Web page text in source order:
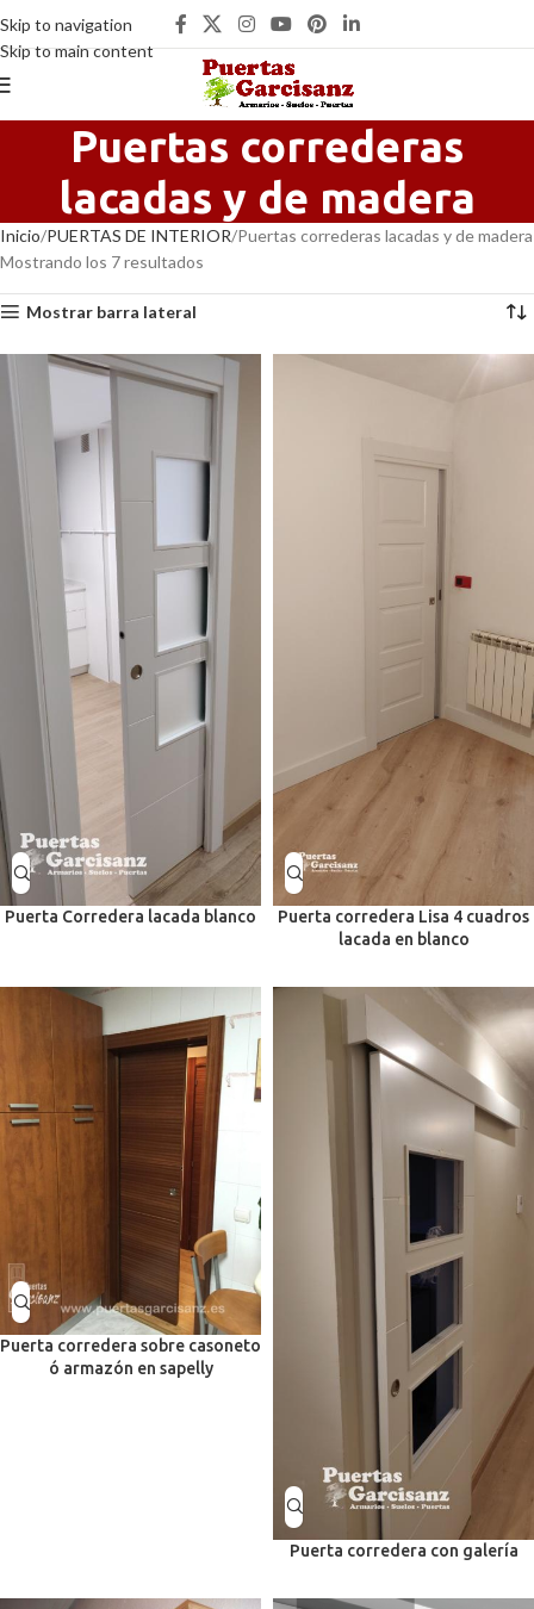
Skip to navigation
Skip to main content
Puertas correderas
lacadas y de madera
Inicio PUERTAS DE INTERIOR Puertas correderas lacadas y de madera
Mostrando los 7 resultados
Mostrar barra lateral
Puerta Corredera lacada blanco
Puerta corredera Lisa 4 cuadros
lacada en blanco
Puerta corredera sobre casoneto
ó armazón en sapelly
Puerta corredera con galería